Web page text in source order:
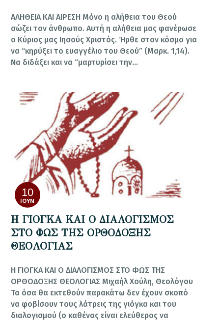
ΑΛΗΘΕΙΑ ΚΑΙ ΑΙΡΕΣH Μόνο η αλήθεια του Θεού
σώζει τον άνθρωπο. Αυτή η αλήθεια μας φανέρωσε
ο Κύριος μας Ιησούς Χριστός. Ήρθε στον κόσμο για
να “κηρύξει το ευαγγέλιο του Θεού” (Μαρκ. 1,14).
Να διδάξει και να “μαρτυρίσει την…
10
ΙΟΎΝ
Η ΓΙΟΓΚΑ ΚΑΙ Ο ΔΙΑΛΟΓΙΣΜΟΣ
ΣΤΟ ΦΩΣ ΤΗΣ ΟΡΘΟΔΟΞΗΣ
ΘΕΟΛΟΓΙΑΣ
Η ΓΙΟΓΚΑ ΚΑΙ Ο ΔΙΑΛΟΓΙΣΜΟΣ ΣΤΟ ΦΩΣ ΤΗΣ
ΟΡΘΟΔΟΞΗΣ ΘΕΟΛΟΓΙΑΣ Μιχαήλ Χούλη, Θεολόγου
Τα όσα θα εκτεθούν παρακάτω δεν έχουν σκοπό
να φοβίσουν τους λάτρεις της γιόγκα και του
διαλογισμού (ο καθένας είναι ελεύθερος να